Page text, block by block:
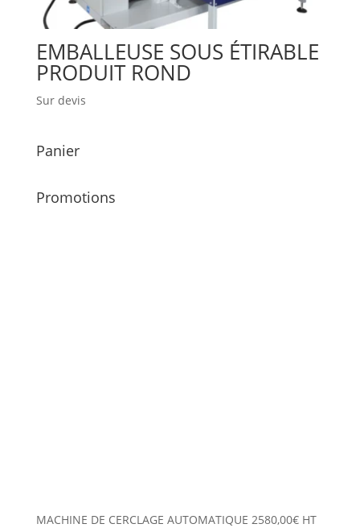
EMBALLEUSE SOUS ÉTIRABLE
PRODUIT ROND
Sur devis
Panier
Promotions
MACHINE DE CERCLAGE AUTOMATIQUE 2580,00€ HT